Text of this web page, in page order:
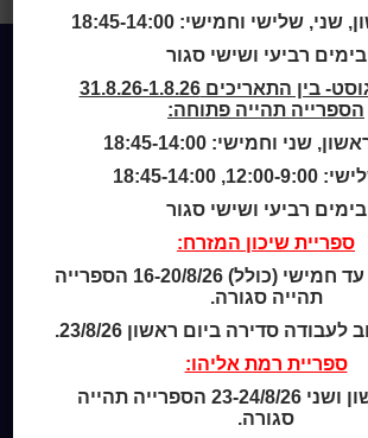
שלישי וחמישי: 18:45-14:00
בימים רביעי ושישי סגור
חודש אוגוסט- בין התאריכים 31.8.26-1.8.26
הספרייה תהייה פתוחה:
שני וחמישי: 18:45-14:00
18:45-14:00
בימים רביעי ושישי סגור
ספריית שיכון המזרח:
בימים ראשון עד חמישי (כולל) 16-20/8/26 הספרייה
תהייה סגורה.
סדירה ביום ראשון 23/8/26.
ספריית רמת אליהו:
בימים ראשון ושני 23-24/8/26 הספרייה תהייה
סגורה.